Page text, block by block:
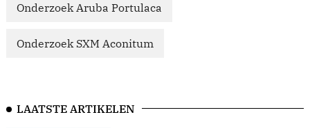
Onderzoek Aruba Portulaca
Onderzoek SXM Aconitum
LAATSTE ARTIKELEN